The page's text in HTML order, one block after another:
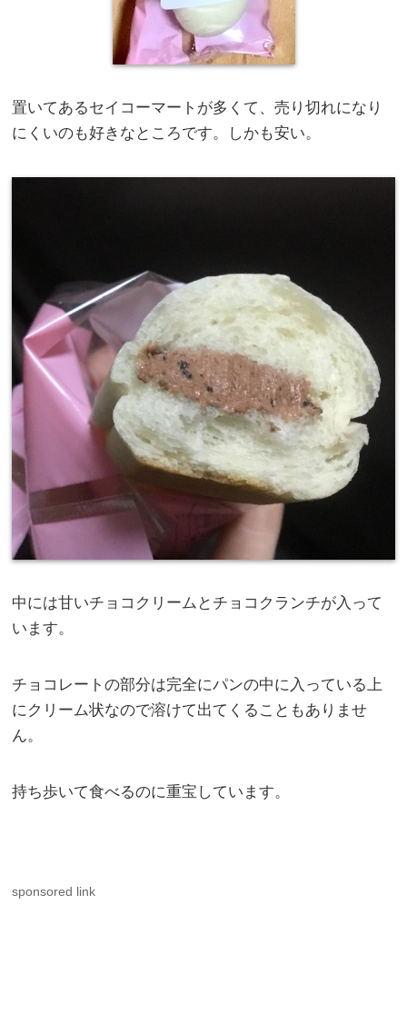
置いてあるセイコーマートが多くて、売り切れになり
にくいのも好きなところです。しかも安い。
中には甘いチョコクリームとチョコクランチが入って
います。
チョコレートの部分は完全にパンの中に入っている上
にクリーム状なので溶けて出てくることもありませ
ん。
持ち歩いて食べるのに重宝しています。
sponsored link